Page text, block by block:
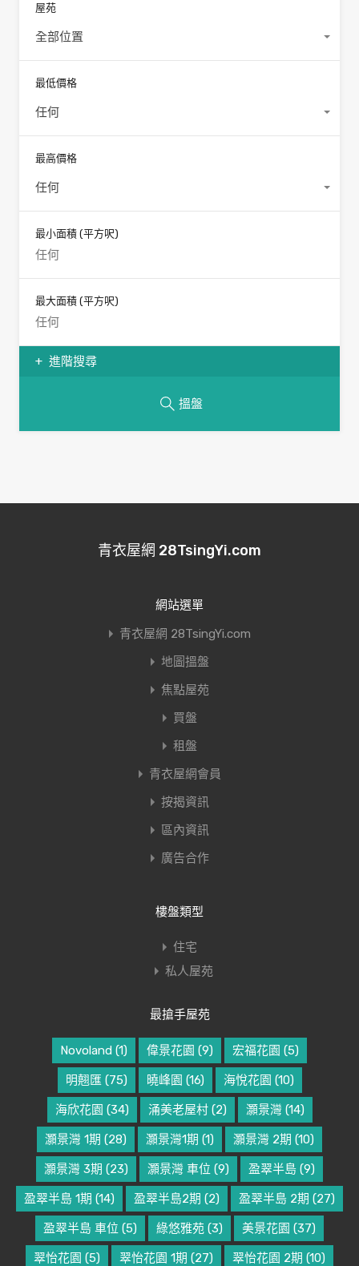
屋苑
全部位置
最低價格
任何
最高價格
任何
最小面積 (平方呎)
最大面積 (平方呎)
進階搜尋
搵盤
青衣屋網 28TsingYi.com
網站選單
青衣屋網 28TsingYi.com
地圖搵盤
焦點屋苑
買盤
租盤
青衣屋網會員
按揭資訊
區內資訊
廣告合作
樓盤類型
住宅
私人屋苑
最搶手屋苑
Novoland (1) 偉景花園 (9) 宏福花園 (5)
明翹匯 (75) 曉峰園 (16) 海悅花園 (10)
海欣花園 (34) 涌美老屋村(2) 灝景灣 (14)
灝景灣 1期 (28) 灝景灣1期 (1) 灝景灣 2期 (10)
灝景灣 3期 (23) 灝景灣 車位 (9) 盈翠半島 (9)
盈翠半島 1期 (14) 盈翠半島2期 (2) 盈翠半島 2期 (27)
盈翠半島 車位 (5) 綠悠雅苑 (3) 美景花園 (37)
翠怡花園 (5) 翠怡花園 1期 (27) 翠怡花園 2期 (10)